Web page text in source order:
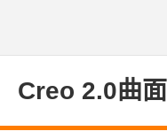
Creo 2.0曲